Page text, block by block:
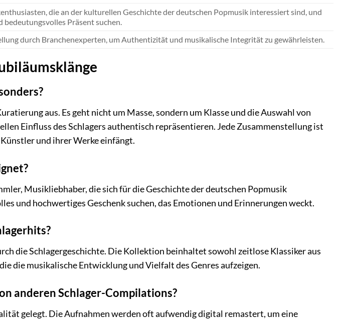
die an der kulturellen Geschichte der deutschen Popmusik interessiert sind, und
bedeutungsvolles Präsent suchen.
durch Branchenexperten, um Authentizität und musikalische Integrität zu gewährleisten.
aus. Es geht nicht um Masse, sondern um Klasse und die Auswahl von
Einfluss des Schlagers authentisch repräsentieren. Jede Zusammenstellung ist
und ihrer Werke einfängt.
Musikliebhaber, die sich für die Geschichte der deutschen Popmusik
und hochwertiges Geschenk suchen, das Emotionen und Erinnerungen weckt.
die Schlagergeschichte. Die Kollektion beinhaltet sowohl zeitlose Klassiker aus
die musikalische Entwicklung und Vielfalt des Genres aufzeigen.
anderen Schlager-Compilations?
gelegt. Die Aufnahmen werden oft aufwendig digital remastert, um eine